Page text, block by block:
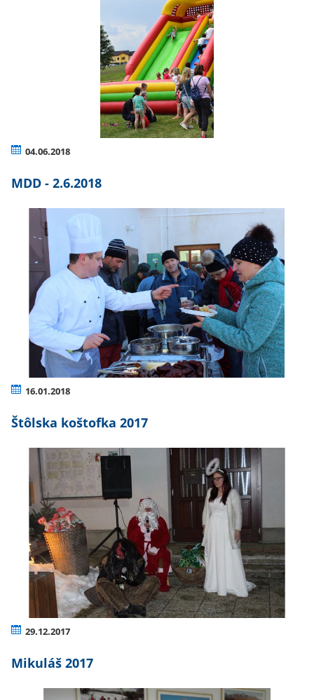
04.06.2018
MDD - 2.6.2018
16.01.2018
Štôlska koštofka 2017
29.12.2017
Mikuláš 2017